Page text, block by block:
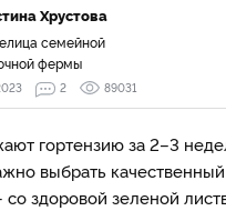
Хрустова
семейной
фермы
2 89031
гортензию за 2–3
выбрать
здоровой зеленой